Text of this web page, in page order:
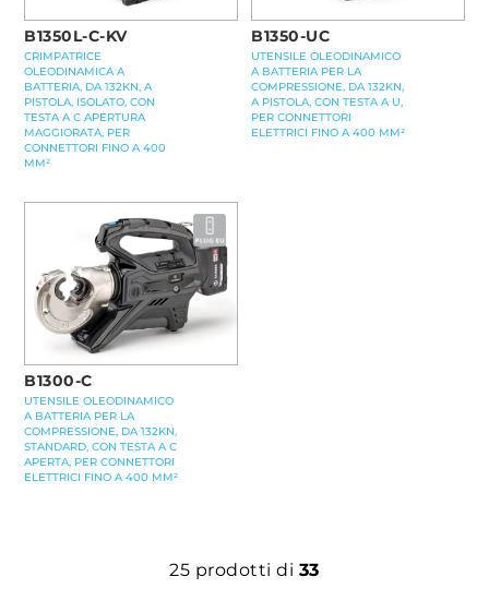
B1350L-C-KV
CRIMPATRICE
OLEODINAMICA A
BATTERIA, DA 132KN, A
PISTOLA, ISOLATO, CON
TESTA A C APERTURA
MAGGIORATA, PER
CONNETTORI FINO A 400
MM²
B1350-UC
UTENSILE OLEODINAMICO
A BATTERIA PER LA
COMPRESSIONE, DA 132KN,
A PISTOLA, CON TESTA A U,
PER CONNETTORI
ELETTRICI FINO A 400 MM²
B1300-C
UTENSILE OLEODINAMICO
A BATTERIA PER LA
COMPRESSIONE, DA 132KN,
STANDARD, CON TESTA A C
APERTA, PER CONNETTORI
ELETTRICI FINO A 400 MM²
25 prodotti di 33